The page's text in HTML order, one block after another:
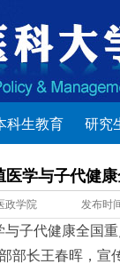
科生教育 研究
医学与子代健
政学院 发布时
与子代健康全国
部长王春晖，